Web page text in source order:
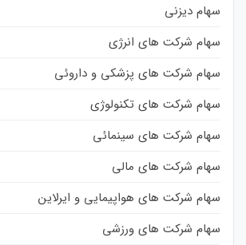
سهام دیزنی
سهام شرکت های انرژی
سهام شرکت های پزشکی و داروئی
سهام شرکت های تکنولوژی
سهام شرکت های سینمائی
سهام شرکت های مالی
سهام شرکت های هواپیمایی و ایرلاین
سهام شرکت های ورزشی